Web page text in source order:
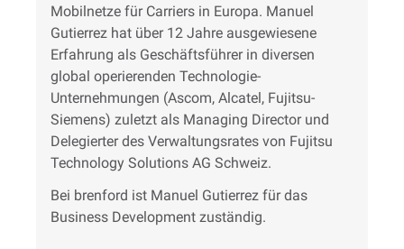
Mobilnetze für Carriers in Europa. Manuel
Gutierrez hat über 12 Jahre ausgewiesene
Erfahrung als Geschäftsführer in diversen
global operierenden Technologie-
Unternehmungen (Ascom, Alcatel, Fujitsu-
Siemens) zuletzt als Managing Director und
Delegierter des Verwaltungsrates von Fujitsu
Technology Solutions AG Schweiz.
Bei brenford ist Manuel Gutierrez für das
Business Development zuständig.